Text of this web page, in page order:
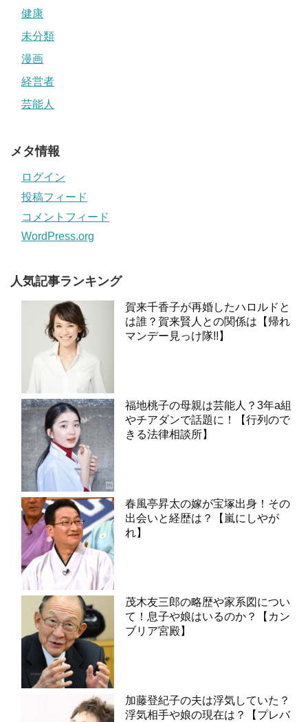
健康
未分類
漫画
経営者
芸能人
メタ情報
ログイン
投稿フィード
コメントフィード
WordPress.org
人気記事ランキング
賀来千香子が再婚したハロルドと
は誰？賀来賢人との関係は【帰れ
マンデー見っけ隊!!】
福地桃子の母親は芸能人？3年a組
やチアダンで話題に！【行列ので
きる法律相談所】
春風亭昇太の嫁が宝塚出身！その
出会いと経歴は？【嵐にしやが
れ】
茂木友三郎の略歴や家系図につい
て！息子や娘はいるのか？【カン
ブリア宮殿】
加藤登紀子の夫は浮気していた？
浮気相手や娘の現在は？【プレバ